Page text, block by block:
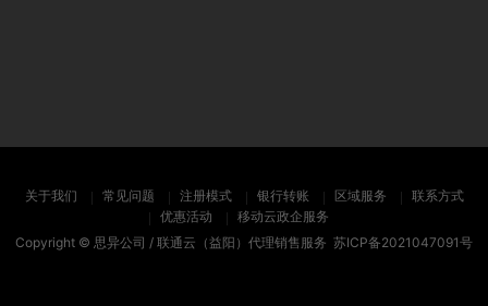
关于我们 常见问题 注册模式 银行转账 区域服务
联系方式
优惠活动
移动云政企服务
Copyright © 思异公司 / 联通云（益阳）代理销售服务 苏ICP备2021047091号